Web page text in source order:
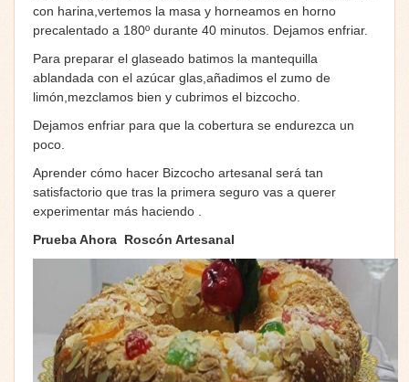
con harina,vertemos la masa y horneamos en horno
precalentado a 180º durante 40 minutos. Dejamos enfriar.
Para preparar el glaseado batimos la mantequilla
ablandada con el azúcar glas,añadimos el zumo de
limón,mezclamos bien y cubrimos el bizcocho.
Dejamos enfriar para que la cobertura se endurezca un
poco.
Aprender cómo hacer Bizcocho artesanal será tan
satisfactorio que tras la primera seguro vas a querer
experimentar más haciendo .
Prueba Ahora Roscón Artesanal